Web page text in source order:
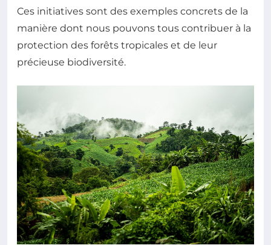
Ces initiatives sont des exemples concrets de la
manière dont nous pouvons tous contribuer à la
protection des forêts tropicales et de leur
précieuse biodiversité.